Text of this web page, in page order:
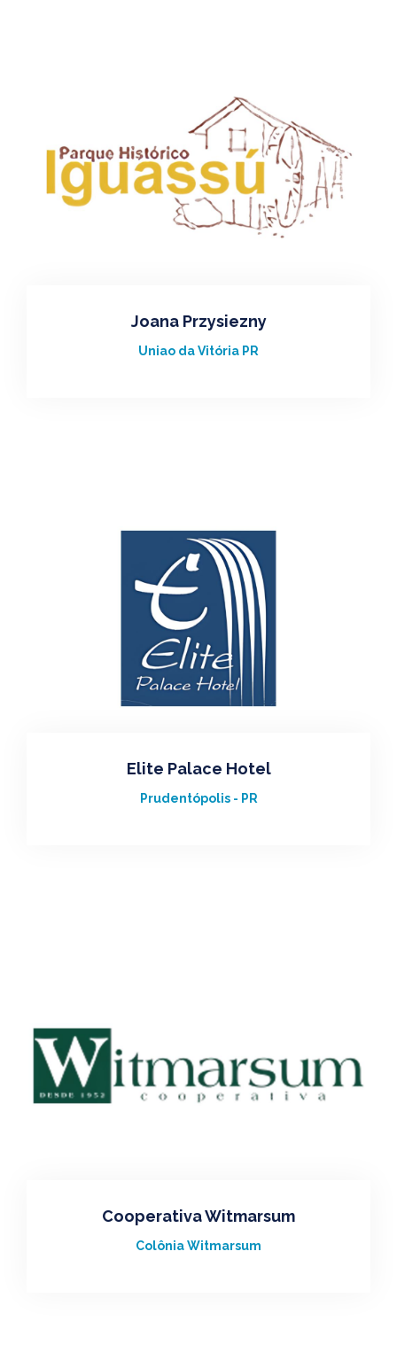
Joana Przysiezny
Uniao da Vitória PR
Elite Palace Hotel
Prudentópolis - PR
Cooperativa Witmarsum
Colônia Witmarsum